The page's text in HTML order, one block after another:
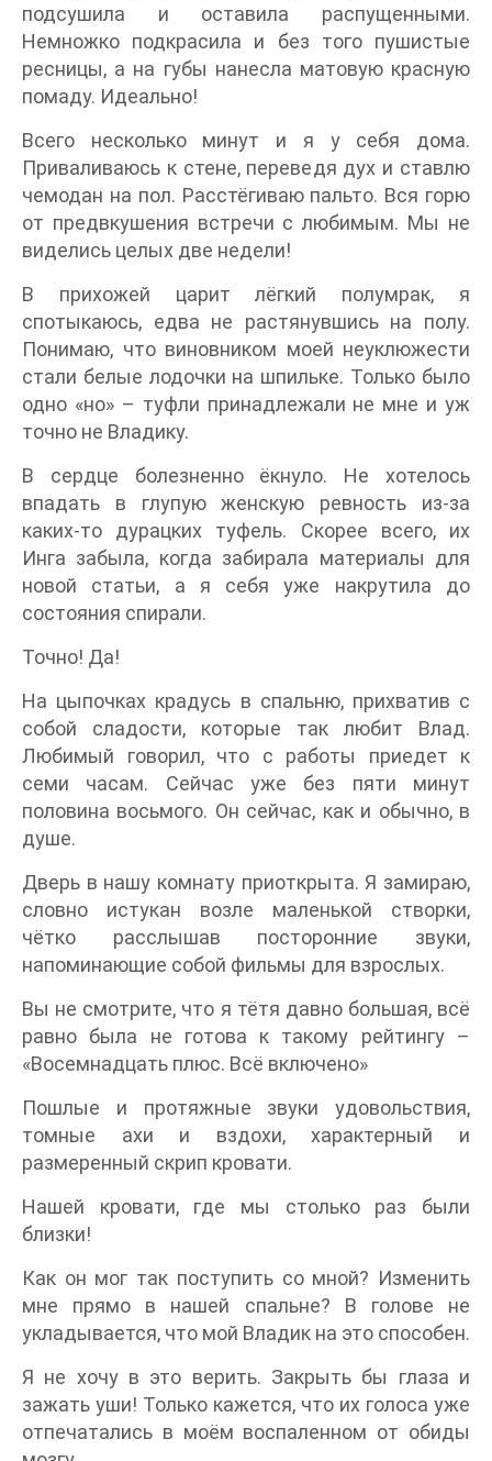
подсушила и оставила распущенными.
Немножко подкрасила и без того пушистые
ресницы, а на губы нанесла матовую красную
помаду. Идеально!
Всего несколько минут и я у себя дома.
Приваливаюсь к стене, переведя дух и ставлю
чемодан на пол. Расстёгиваю пальто. Вся горю
от предвкушения встречи с любимым. Мы не
виделись целых две недели!
В прихожей царит лёгкий полумрак, я
спотыкаюсь, едва не растянувшись на полу.
Понимаю, что виновником моей неуклюжести
стали белые лодочки на шпильке. Только было
одно «но» – туфли принадлежали не мне и уж
точно не Владику.
В сердце болезненно ёкнуло. Не хотелось
впадать в глупую женскую ревность из-за
каких-то дурацких туфель. Скорее всего, их
Инга забыла, когда забирала материалы для
новой статьи, а я себя уже накрутила до
состояния спирали.
Точно! Да!
На цыпочках крадусь в спальню, прихватив с
собой сладости, которые так любит Влад.
Любимый говорил, что с работы приедет к
семи часам. Сейчас уже без пяти минут
половина восьмого. Он сейчас, как и обычно, в
душе.
Дверь в нашу комнату приоткрыта. Я замираю,
словно истукан возле маленькой створки,
чётко расслышав посторонние звуки,
напоминающие собой фильмы для взрослых.
Вы не смотрите, что я тётя давно большая, всё
равно была не готова к такому рейтингу –
«Восемнадцать плюс. Всё включено»
Пошлые и протяжные звуки удовольствия,
томные ахи и вздохи, характерный и
размеренный скрип кровати.
Нашей кровати, где мы столько раз были
близки!
Как он мог так поступить со мной? Изменить
мне прямо в нашей спальне? В голове не
укладывается, что мой Владик на это способен.
Я не хочу в это верить. Закрыть бы глаза и
зажать уши! Только кажется, что их голоса уже
отпечатались в моём воспаленном от обиды